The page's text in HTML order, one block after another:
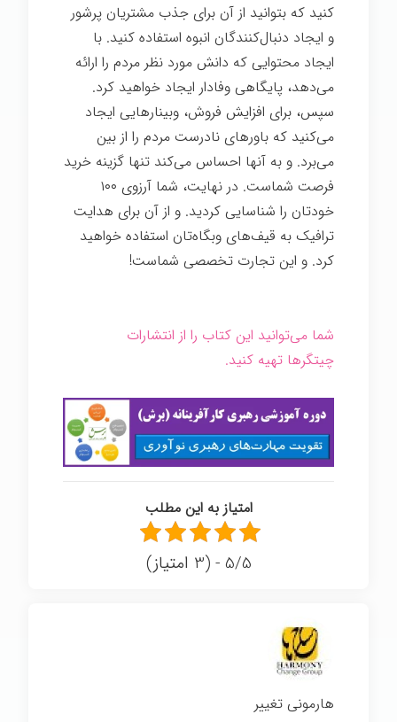
کنید که بتوانید از آن برای جذب مشتریان پرشور
و ایجاد دنبال‌کنندگان انبوه استفاده کنید. با
ایجاد محتوایی که دانش مورد نظر مردم را ارائه
می‌دهد، پایگاهی وفادار ایجاد خواهید کرد.
سپس، برای افزایش فروش، وبینارهایی ایجاد
می‌کنید که باورهای نادرست مردم را از بین
می‌برد. و به آنها احساس می‌کند تنها گزینه خرید
فرصت شماست. در نهایت، شما آرزوی ۱۰۰
خودتان را شناسایی کردید. و از آن برای هدایت
ترافیک به قیف‌های وبگاه‌تان استفاده خواهید
کرد. و این تجارت تخصصی شماست!
شما می‌توانید این کتاب را از انتشارات
چیتگرها تهیه کنید.
امتیاز به این مطلب
5/5 - (3 امتیاز)
هارمونی تغییر